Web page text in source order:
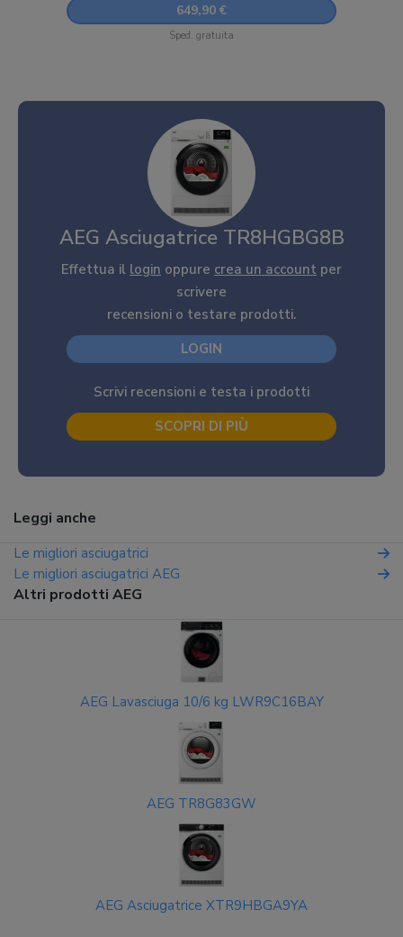
649,90 €
Sped. gratuita
AEG Asciugatrice TR8HGBG8B
Effettua il login oppure crea un account per
scrivere
recensioni o testare prodotti.
LOGIN
Scrivi recensioni e testa i prodotti
SCOPRI DI PIÙ
Leggi anche
Le migliori asciugatrici
Le migliori asciugatrici AEG
Altri prodotti AEG
AEG Lavasciuga 10/6 kg LWR9C16BAY
AEG TR8G83GW
AEG Asciugatrice XTR9HBGA9YA